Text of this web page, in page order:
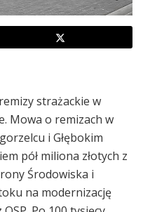
strażackie w
Mowa o remizach w
i Głębokim
pół miliona złotych z
Środowiska i
na modernizację